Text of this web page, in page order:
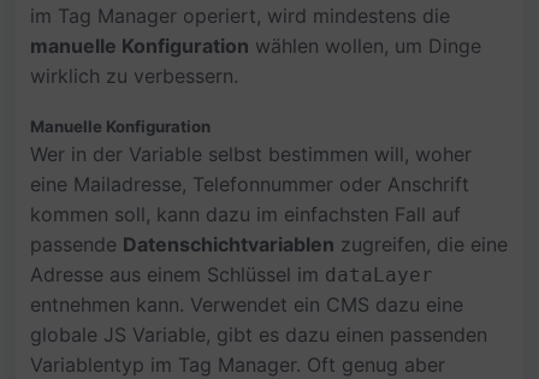
im Tag Manager operiert, wird mindestens die
manuelle Konfiguration wählen wollen, um Dinge
wirklich zu verbessern.
Manuelle Konfiguration
Wer in der Variable selbst bestimmen will, woher
eine Mailadresse, Telefonnummer oder Anschrift
kommen soll, kann dazu im einfachsten Fall auf
passende Datenschichtvariablen zugreifen, die eine
Adresse aus einem Schlüssel im dataLayer
entnehmen kann. Verwendet ein CMS dazu eine
globale JS Variable, gibt es dazu einen passenden
Variablentyp im Tag Manager. Oft genug aber